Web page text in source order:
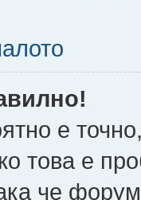
е
това е
че